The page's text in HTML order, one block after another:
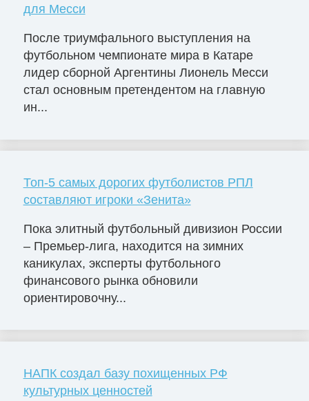
для Месси
После триумфального выступления на
футбольном чемпионате мира в Катаре
лидер сборной Аргентины Лионель Месси
стал основным претендентом на главную
ин...
Топ-5 самых дорогих футболистов РПЛ
составляют игроки «Зенита»
Пока элитный футбольный дивизион России
– Премьер-лига, находится на зимних
каникулах, эксперты футбольного
финансового рынка обновили
ориентировочну...
НАПК создал базу похищенных РФ
культурных ценностей